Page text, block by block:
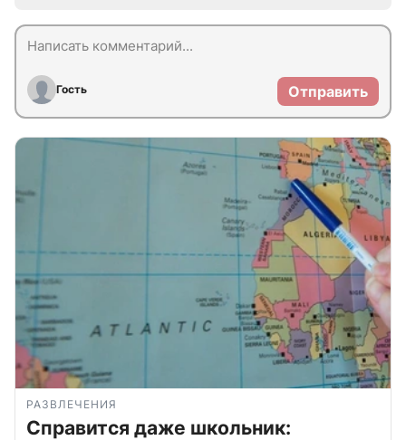
Гость Отправить
РАЗВЛЕЧЕНИЯ
Справится даже школьник: